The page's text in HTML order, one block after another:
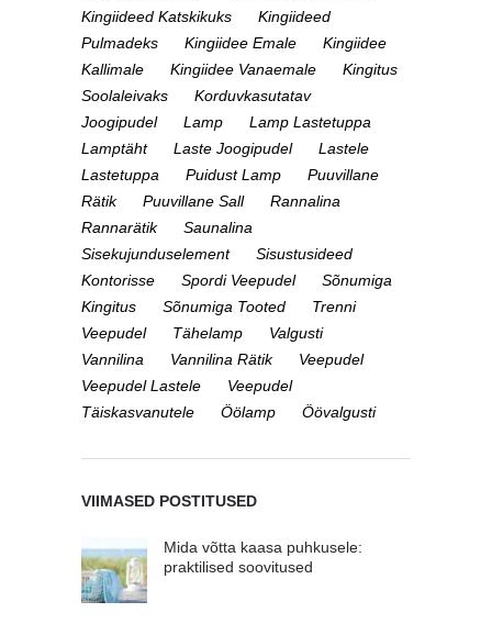
Kingiideed Katskikuks
Kingiideed
Pulmadeks
Kingiidee Emale
Kingiidee
Kallimale
Kingiidee Vanaemale
Kingitus
Soolaleivaks
Korduvkasutatav
Joogipudel
Lamp
Lamp Lastetuppa
Lamptäht
Laste Joogipudel
Lastele
Lastetuppa
Puidust Lamp
Puuvillane
Rätik
Puuvillane Sall
Rannalina
Rannarätik
Saunalina
Sisekujunduselement
Sisustusideed
Kontorisse
Spordi Veepudel
Sõnumiga
Kingitus
Sõnumiga Tooted
Trenni
Veepudel
Tähelamp
Valgusti
Vannilina
Vannilina Rätik
Veepudel
Veepudel Lastele
Veepudel
Täiskasvanutele
Öölamp Öövalgusti
VIIMASED POSTITUSED
Mida võtta kaasa puhkusele:
praktilised soovitused